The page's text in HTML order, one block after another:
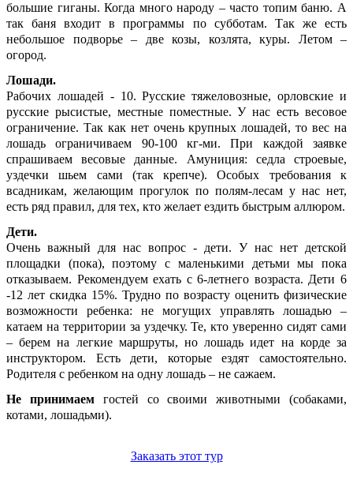
большие гиганы. Когда много народу – часто топим баню. А
так баня входит в программы по субботам. Так же есть
небольшое подворье – две козы, козлята, куры. Летом –
огород.
Лошади.
Рабочих лошадей - 10. Русские тяжеловозные, орловские и
русские рысистые, местные поместные. У нас есть весовое
ограничение. Так как нет очень крупных лошадей, то вес на
лошадь ограничиваем 90-100 кг-ми. При каждой заявке
спрашиваем весовые данные. Амуниция: седла строевые,
уздечки шьем сами (так крепче).Особых требования к
всадникам, желающим прогулок по полям-лесам у нас нет,
есть ряд правил, для тех, кто желает ездить быстрым аллюром.
Дети.
Очень важный для нас вопрос - дети. У нас нет детской
площадки (пока), поэтому с маленькими детьми мы пока
отказываем. Рекомендуем ехать с 6-летнего возраста. Дети 6
-12 лет скидка 15%. Трудно по возрасту оценить физические
возможности ребенка: не могущих управлять лошадью –
катаем на территории за уздечку. Те, кто уверенно сидят сами
– берем на легкие маршруты, но лошадь идет на корде за
инструктором. Есть дети, которые ездят самостоятельно.
Родителя с ребенком на одну лошадь – не сажаем.
Не принимаемгостей со своими животными (собаками,
котами, лошадьми).
Заказать этот тур